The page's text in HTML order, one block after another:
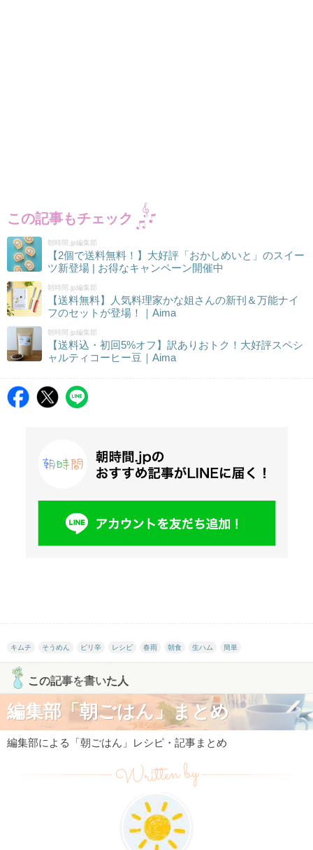
この記事もチェック
朝時間.jp編集部
【2個で送料無料！】大好評「おかしめいと」のスイー
ツ新登場 | お得なキャンペーン開催中
朝時間.jp編集部
【送料無料】人気料理家かな姐さんの新刊＆万能ナイ
フのセットが登場！｜Aima
朝時間.jp編集部
【送料込・初回5%オフ】訳ありおトク！大好評スペシ
ャルティコーヒー豆｜Aima
キムチ そうめん ピリ辛 レシピ 春雨 朝食 生ハム 簡単
この記事を書いた人
編集部「朝ごはん」まとめ
編集部による「朝ごはん」レシピ・記事まとめ
Written by